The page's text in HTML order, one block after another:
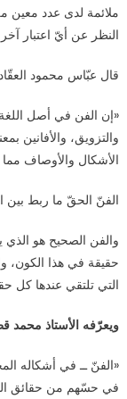
ملائمة لدى عدد معين
النظر عن أيّ اعتبار
قال عبّاس محمود
«إن الفن في أصل
والتزويق، والأفانين
الأشكال والأوصاف مما
الفنّ الحقّ ما ربط بين
والفن الصحيح هو الذي
حقيقة في هذا الكون،
التي تلتقي عندها كل
ويعرّفه الأستاذ محمد
«الفنّ ــ في أشكاله
في حسّهم من حقائق